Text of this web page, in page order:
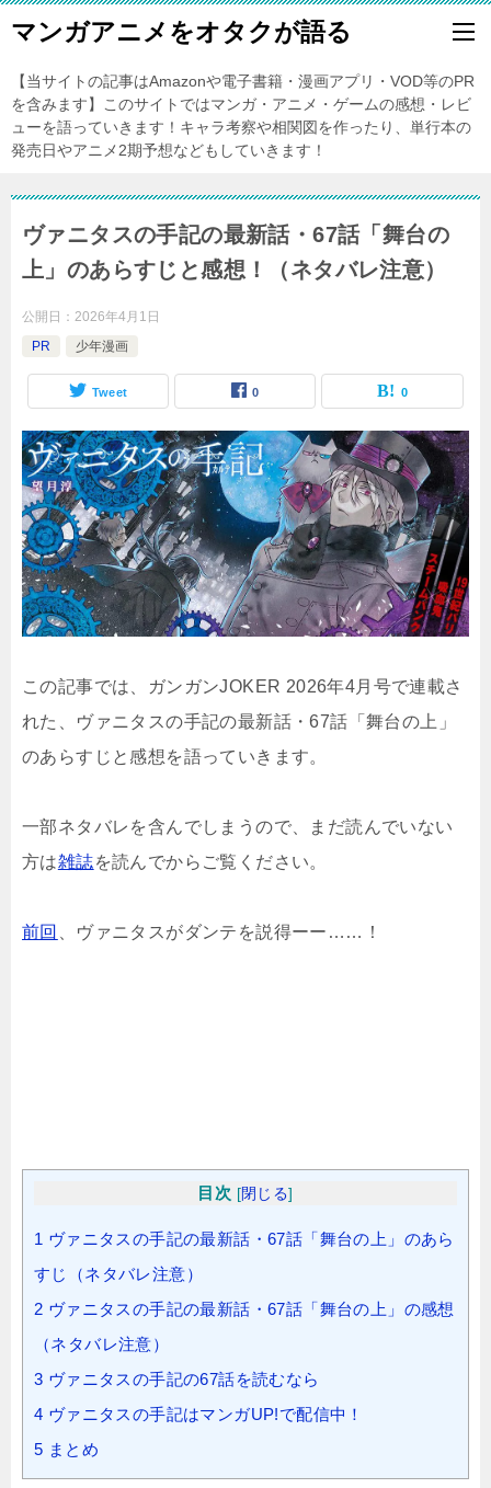
マンガアニメをオタクが語る
【当サイトの記事はAmazonや電子書籍・漫画アプリ・VOD等のPR
を含みます】このサイトではマンガ・アニメ・ゲームの感想・レビ
ューを語っていきます！キャラ考察や相関図を作ったり、単行本の
発売日やアニメ2期予想などもしていきます！
ヴァニタスの手記の最新話・67話「舞台の
上」のあらすじと感想！（ネタバレ注意）
公開日： 2026年4月1日
PR
少年漫画
Tweet 0 0
この記事では、ガンガンJOKER 2026年4月号で連載さ
れた、ヴァニタスの手記の最新話・67話「舞台の上」
のあらすじと感想を語っていきます。
一部ネタバレを含んでしまうので、まだ読んでいない
方は雑誌を読んでからご覧ください。
前回 、ヴァニタスがダンテを説得ーー……！
目次 [閉じる]
1 ヴァニタスの手記の最新話・67話「舞台の上」のあら
すじ（ネタバレ注意）
2 ヴァニタスの手記の最新話・67話「舞台の上」の感想
（ネタバレ注意）
3 ヴァニタスの手記の67話を読むなら
4 ヴァニタスの手記はマンガUP!で配信中！
5 まとめ